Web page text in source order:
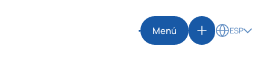
Menú ESP